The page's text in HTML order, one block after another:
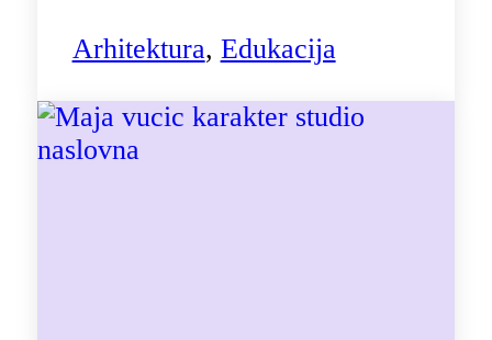
Arhitektura, Edukacija